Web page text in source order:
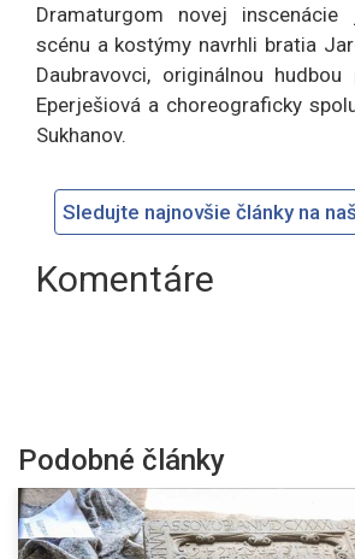
Dramaturgom novej
scénu a kostýmy navrhli bratia
Daubravovci, originálnou hudbou
Eperješiová a choreograficky
Sukhanov.
Sledujte najnovšie články na
Komentáre
Podobné články